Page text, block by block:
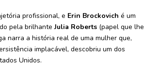
profissional, e Erin Brockovich é um
pela brilhanteJulia Roberts (papel que lhe
narra a história real de uma mulher que,
implacável, descobriu um dos
Unidos.